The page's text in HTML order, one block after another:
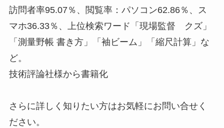
訪問者率95.07％、閲覧率：パソコン62.86％、ス
マホ36.33％、上位検索ワード「現場監督 クズ」
「測量野帳 書き方」「袖ビーム」「縮尺計算」な
ど。
技術評論社様から書籍化
さらに詳しく知りたい方はお気軽にお問い合せく
ださい。